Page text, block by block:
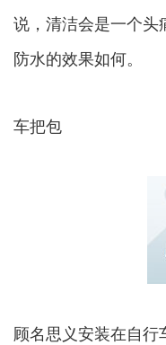
说，清洁会是一个头
防水的效果如何。
车把包
顾名思义安装在自